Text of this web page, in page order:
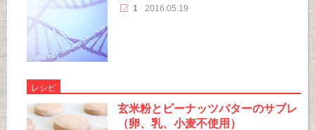
1 2016.05.19
レシピ
玄米粉とピーナッツバターのサブレ
（卵、乳、小麦不使用）